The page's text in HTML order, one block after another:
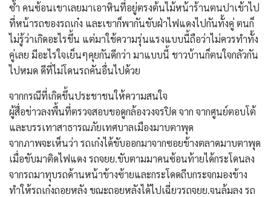
ซ้ำ คนซ้อนเขาเลยมาเอาหินที่อยู่ตรงต้นไม้หน้าร้านตนปาเข้าไป
ที่หน้ารถของรถเก๋ง และเขาก็พากันขับฝ่าไฟแดงไปกันทั้งคู่ ตนก็
ไม่รู้ว่าเกิดอะไรขึ้น แต่มาใช้ความรุ่นแรงแบบนี้ถือว่าไม่ควรทำทั้ง
คู่เลย มีอะไรใจเย็นๆคุยกันดีกว่า มาแบบนี้ ชาวบ้านก็ตนใจกลัวกัน
ไปหมด ดีที่ไม่โดนรถคันอื่นไปด้วย
จากกรณีที่เกิดขึ้นประชาชนให้ความสนใจ
ผู้สื่อข่าวลงพื้นที่ตรวจสอบขอดูกล้องวงจรปิด จาก จากศูนย์ตอบโต้
และบรรเทาสาธารณภัยเทศบาลเมืองมาบตาพุด
จากภาพจะเห็นว่า รถเก๋งได้ขับออกมาจากซอยข้างตลาดมาบตาพุด
เมื่อขับมาติดไฟแดง รถจยย.ขับตามมาคนซ้อนท้ายได้กระโดนลง
จากรถมาทุบรถด้านหน้าข้างซ้ายและกระโดดถีบกระจกมองข้าง
ทำให้รถเก๋งถอยหลัง ขณะถอยหลังได้ไปเฉี่ยวรถจยย.จนล้มลง รถ